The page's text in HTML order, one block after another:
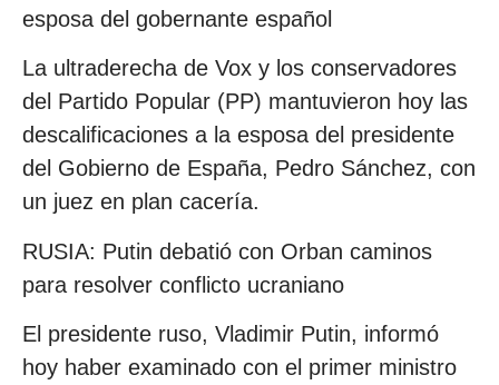
esposa del gobernante español
La ultraderecha de Vox y los conservadores
del Partido Popular (PP) mantuvieron hoy las
descalificaciones a la esposa del presidente
del Gobierno de España, Pedro Sánchez, con
un juez en plan cacería.
RUSIA: Putin debatió con Orban caminos
para resolver conflicto ucraniano
El presidente ruso, Vladimir Putin, informó
hoy haber examinado con el primer ministro